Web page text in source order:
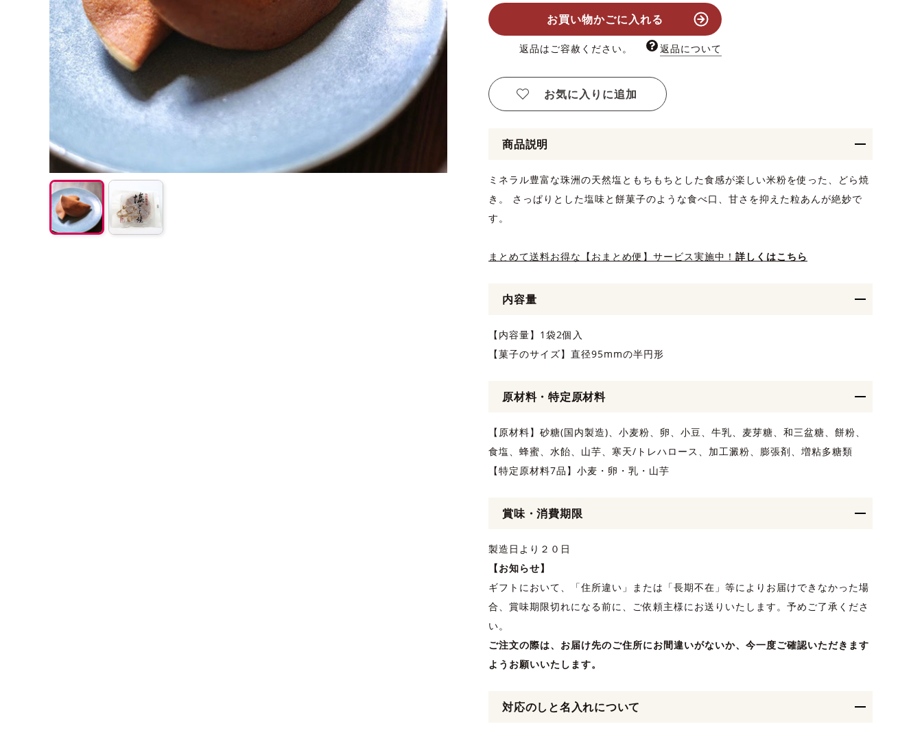
お買い物かごに入れる
返品はご容赦ください。 返品について
お気に入りに追加
商品説明
ミネラル豊富な珠洲の天然塩ともちもちとした食感が楽しい米粉を使った、どら焼
き。 さっぱりとした塩味と餅菓子のような食べ口、甘さを抑えた粒あんが絶妙で
す。
まとめて送料お得な【おまとめ便】サービス実施中！ 詳しくはこちら
内容量
【内容量】1袋2個入
【菓子のサイズ】直径95mmの半円形
原材料・特定原材料
【原材料】砂糖(国内製造)、小麦粉、卵、小豆、牛乳、麦芽糖、和三盆糖、餅粉、
食塩、蜂蜜、水飴、山芋、寒天/トレハロース、加工澱粉、膨張剤、増粘多糖類
【特定原材料7品】小麦・卵・乳・山芋
賞味・消費期限
製造日より２０日
【お知らせ】
ギフトにおいて、「住所違い」または「長期不在」等によりお届けできなかった場
合、賞味期限切れになる前に、ご依頼主様にお送りいたします。予めご了承くださ
い。
ご注文の際は、お届け先のご住所にお間違いがないか、今一度ご確認いただきます
ようお願いいたします。
対応のしと名入れについて